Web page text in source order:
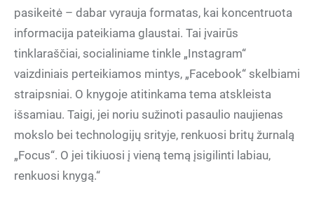
pasikeitė – dabar vyrauja formatas, kai koncentruota
informacija pateikiama glaustai. Tai įvairūs
tinklaraščiai, socialiniame tinkle „Instagram“
vaizdiniais perteikiamos mintys, „Facebook“ skelbiami
straipsniai. O knygoje atitinkama tema atskleista
išsamiau. Taigi, jei noriu sužinoti pasaulio naujienas
mokslo bei technologijų srityje, renkuosi britų žurnalą
„Focus“. O jei tikiuosi į vieną temą įsigilinti labiau,
renkuosi knygą.“